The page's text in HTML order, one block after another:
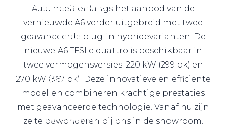
Private Lease
Terug
Direct naar
Website Pon Center Zakelijk
Zakelijke oplossingen
Audi heeft onlangs het aanbod van de
vernieuwde A6 verder uitgebreid met twee
geavanceerde plug-in hybridevarianten. De
nieuwe A6 TFSI e quattro is beschikbaar in
twee vermogensversies: 220 kW (299 pk) en
270 kW (367 pk). Deze innovatieve en efficiënte
modellen combineren krachtige prestaties
met geavanceerde technologie. Vanaf nu zijn
ze te bewonderen bij ons in de showroom.